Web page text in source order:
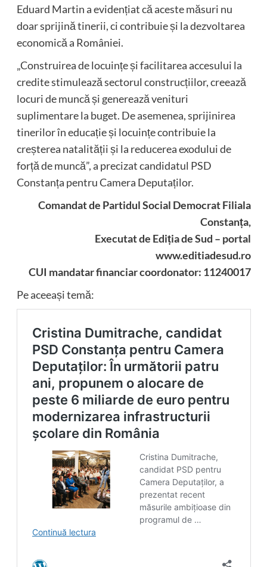
Eduard Martin a evidențiat că aceste măsuri nu
doar sprijină tinerii, ci contribuie și la dezvoltarea
economică a României.
„Construirea de locuințe și facilitarea accesului la
credite stimulează sectorul construcțiilor, creează
locuri de muncă și generează venituri
suplimentare la buget. De asemenea, sprijinirea
tinerilor în educație și locuințe contribuie la
creșterea natalității și la reducerea exodului de
forță de muncă”, a precizat candidatul PSD
Constanța pentru Camera Deputaților.
Comandat de Partidul Social Democrat Filiala
Constanța,
Executat de Ediția de Sud – portal
www.editiadesud.ro
CUI mandatar financiar coordonator: 11240017
Pe aceeași temă: